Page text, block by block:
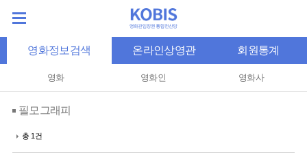
영화정보검색 온라인상영관 회원통계
영화 영화인 영화사
필모그래피
총 1건